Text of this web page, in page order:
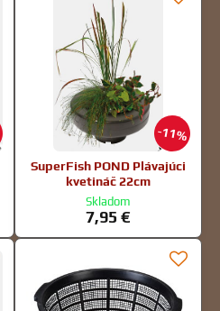
11%
SuperFish POND Plávajúci
kvetináč 22cm
Skladom
7,95 €